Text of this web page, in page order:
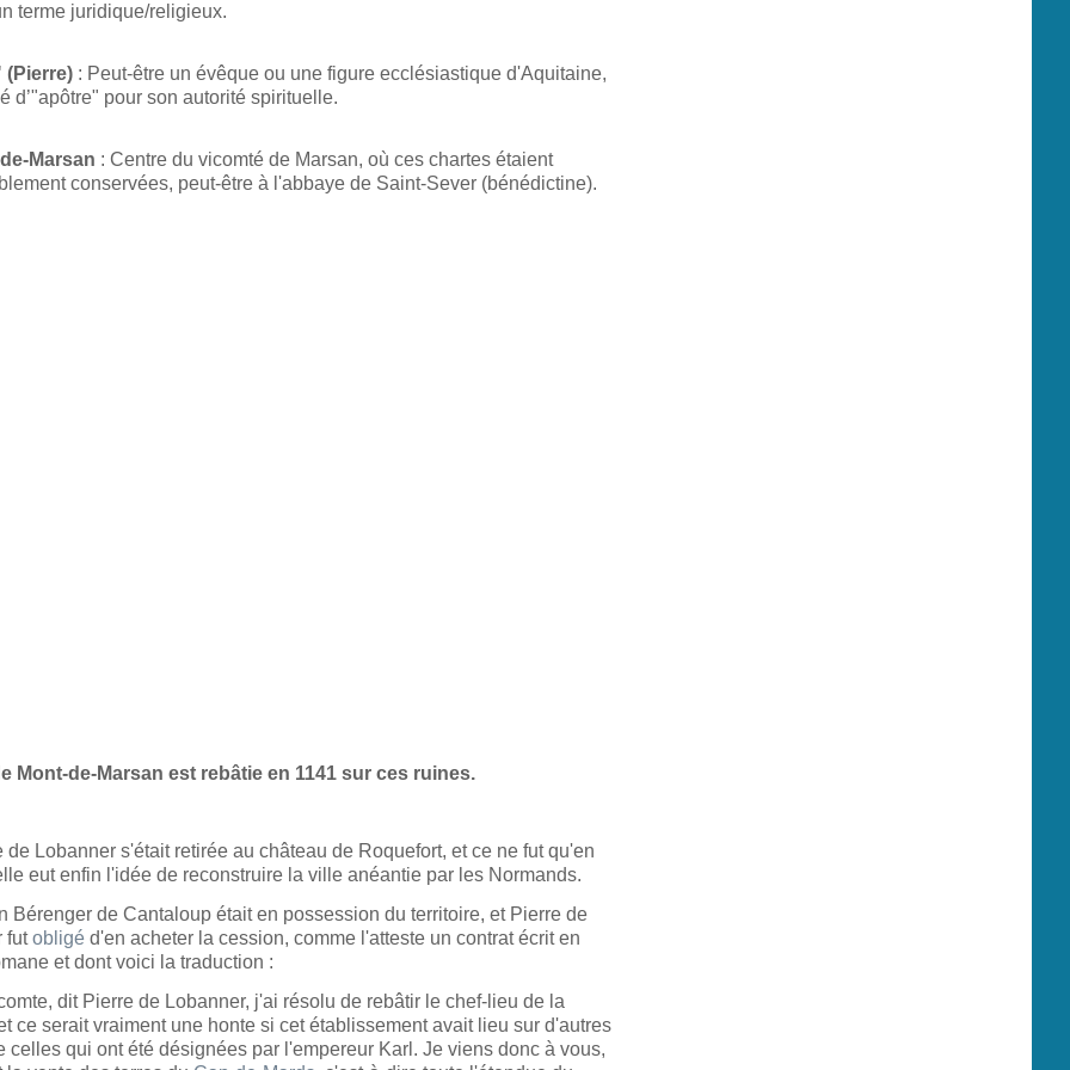
terme juridique/religieux.
(Pierre) : Peut-être un évêque ou une figure ecclésiastique d'Aquitaine,
d’"apôtre" pour son autorité spirituelle.
Marsan : Centre du vicomté de Marsan, où ces chartes étaient
conservées, peut-être à l'abbaye de Saint-Sever (bénédictine).
Mont-de-Marsan est rebâtie en 1141 sur ces ruines.
de Lobanner s'était retirée au château de Roquefort, et ce ne fut qu'en
eut enfin l'idée de reconstruire la ville anéantie par les Normands.
Bérenger de Cantaloup était en possession du territoire, et Pierre de
futobligé d'en acheter la cession, comme l'atteste un contrat écrit en
et dont voici la traduction :
dit Pierre de Lobanner, j'ai résolu de rebâtir le chef-lieu de la
ce serait vraiment une honte si cet établissement avait lieu sur d'autres
celles qui ont été désignées par l'empereur Karl. Je viens donc à vous,